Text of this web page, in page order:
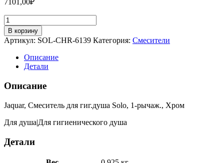
7101,00₽
Количество
товара
Jaquar,
Смеситель
гиг.душа
1-
рычаж.,
SOL-
CHR-
6139
В корзину
Артикул: SOL-CHR-6139 Категория: Смесители
Описание
Детали
Описание
Jaquar, Смеситель для гиг.душа Solo, 1-рычаж., Хром
Для душа|Для гигиенического душа
Детали